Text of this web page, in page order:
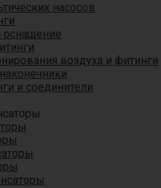
насосов
воздуха и фитинги
и соединители